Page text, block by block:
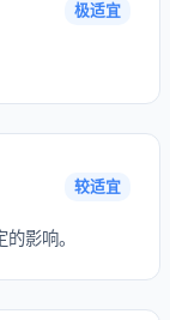
极适宜
较适宜
影响。